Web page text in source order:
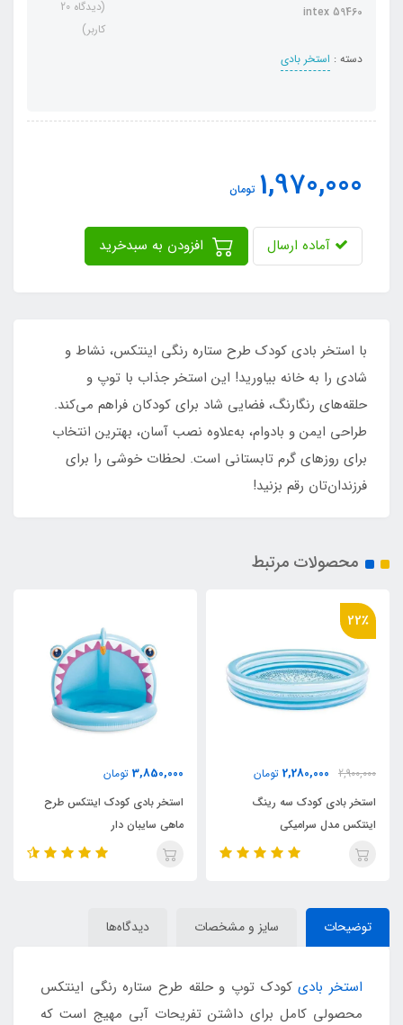
intex 59460
دسته : استخر بادی
(دیدگاه 20
کاربر)
1,970,000 تومان
آماده ارسال
با استخر بادی کودک طرح ستاره رنگی اینتکس، نشاط و
شادی را به خانه بیاورید! این استخر جذاب با توپ و
حلقه‌های رنگارنگ، فضایی شاد برای کودکان فراهم می‌کند.
طراحی ایمن و بادوام، به‌علاوه نصب آسان، بهترین انتخاب
برای روزهای گرم تابستانی است. لحظات خوشی را برای
فرزندان‌تان رقم بزنید!
محصولات مرتبط
3,850,000 تومان
استخر بادی کودک اینتکس طرح
ماهی سایبان دار
3,400,000
2,180,000
استخر بادی سه رینگ کودک
اینتکس طرح جدید قطر 147
توضیحات سایز و مشخصات دیدگاه‌ها
استخر بادیکودک توپ و حلقه طرح ستاره رنگی اینتکس
محصولی کامل برای داشتن تفریحات آبی مهیج است که